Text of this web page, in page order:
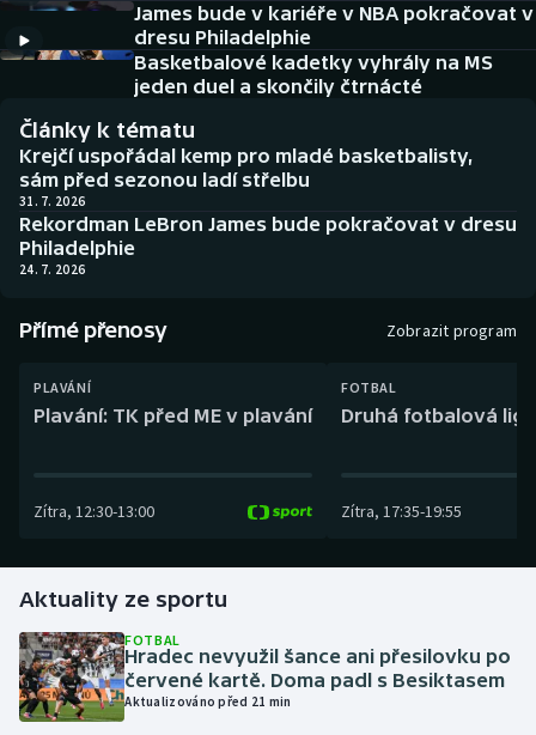
Americký fotbal
Baseball a softbal
Basketbal
Biatlon
Boby a skeleton
Box
Curling
Golf
Gymnastika
Házená
NEPŘEHLÉDNĚTE
Historické návraty
Aplikace ČT sport
AZ kvíz
James bude v kariéře v NBA pokračovat v
dresu Philadelphie
Basketbalové kadetky vyhrály na MS
jeden duel a skončily čtrnácté
Články k tématu
Krejčí uspořádal kemp pro mladé basketbalisty,
sám před sezonou ladí střelbu
31. 7. 2026
Rekordman LeBron James bude pokračovat v dresu
Philadelphie
24. 7. 2026
Přímé přenosy Zobrazit program
PLAVÁNÍ
Plavání: TK před ME v plavání
Zítra, 12:30-13:00
FOTBAL
Druhá fotbalová
Zítra, 17:35-19:55
Aktuality ze sportu
FOTBAL
Hradec nevyužil šance ani přesilovku po
červené kartě. Doma padl s Besiktasem
Aktualizováno před 21 min